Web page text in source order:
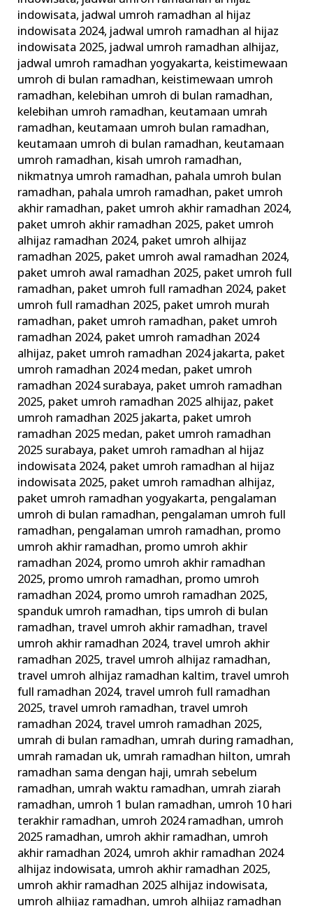
indowisata, jadwal umroh ramadhan al hijaz
indowisata 2024, jadwal umroh ramadhan al hijaz
indowisata 2025, jadwal umroh ramadhan alhijaz,
jadwal umroh ramadhan yogyakarta, keistimewaan
umroh di bulan ramadhan, keistimewaan umroh
ramadhan, kelebihan umroh di bulan ramadhan,
kelebihan umroh ramadhan, keutamaan umrah
ramadhan, keutamaan umroh bulan ramadhan,
keutamaan umroh di bulan ramadhan, keutamaan
umroh ramadhan, kisah umroh ramadhan,
nikmatnya umroh ramadhan, pahala umroh bulan
ramadhan, pahala umroh ramadhan, paket umroh
akhir ramadhan, paket umroh akhir ramadhan 2024,
paket umroh akhir ramadhan 2025, paket umroh
alhijaz ramadhan 2024, paket umroh alhijaz
ramadhan 2025, paket umroh awal ramadhan 2024,
paket umroh awal ramadhan 2025, paket umroh full
ramadhan, paket umroh full ramadhan 2024, paket
umroh full ramadhan 2025, paket umroh murah
ramadhan, paket umroh ramadhan, paket umroh
ramadhan 2024, paket umroh ramadhan 2024
alhijaz, paket umroh ramadhan 2024 jakarta, paket
umroh ramadhan 2024 medan, paket umroh
ramadhan 2024 surabaya, paket umroh ramadhan
2025, paket umroh ramadhan 2025 alhijaz, paket
umroh ramadhan 2025 jakarta, paket umroh
ramadhan 2025 medan, paket umroh ramadhan
2025 surabaya, paket umroh ramadhan al hijaz
indowisata 2024, paket umroh ramadhan al hijaz
indowisata 2025, paket umroh ramadhan alhijaz,
paket umroh ramadhan yogyakarta, pengalaman
umroh di bulan ramadhan, pengalaman umroh full
ramadhan, pengalaman umroh ramadhan, promo
umroh akhir ramadhan, promo umroh akhir
ramadhan 2024, promo umroh akhir ramadhan
2025, promo umroh ramadhan, promo umroh
ramadhan 2024, promo umroh ramadhan 2025,
spanduk umroh ramadhan,tips umroh di bulan
ramadhan,travel umroh akhir ramadhan,travel
umroh akhir ramadhan 2024,travel umroh akhir
ramadhan 2025,travel umroh alhijaz ramadhan,
travel umroh alhijaz ramadhan kaltim,travel umroh
full ramadhan 2024,travel umroh full ramadhan
2025,travel umroh ramadhan,travel umroh
ramadhan 2024,travel umroh ramadhan 2025,
umrah di bulan ramadhan, umrah during ramadhan,
umrah ramadan uk, umrah ramadhan hilton, umrah
ramadhan sama dengan haji, umrah sebelum
ramadhan, umrah waktu ramadhan, umrah ziarah
ramadhan, umroh 1 bulan ramadhan, umroh 10 hari
terakhir ramadhan, umroh 2024 ramadhan, umroh
2025 ramadhan, umroh akhir ramadhan, umroh
akhir ramadhan 2024, umroh akhir ramadhan 2024
alhijaz indowisata, umroh akhir ramadhan 2025,
umroh akhir ramadhan 2025 alhijaz indowisata,
umroh alhijaz ramadhan, umroh alhijaz ramadhan